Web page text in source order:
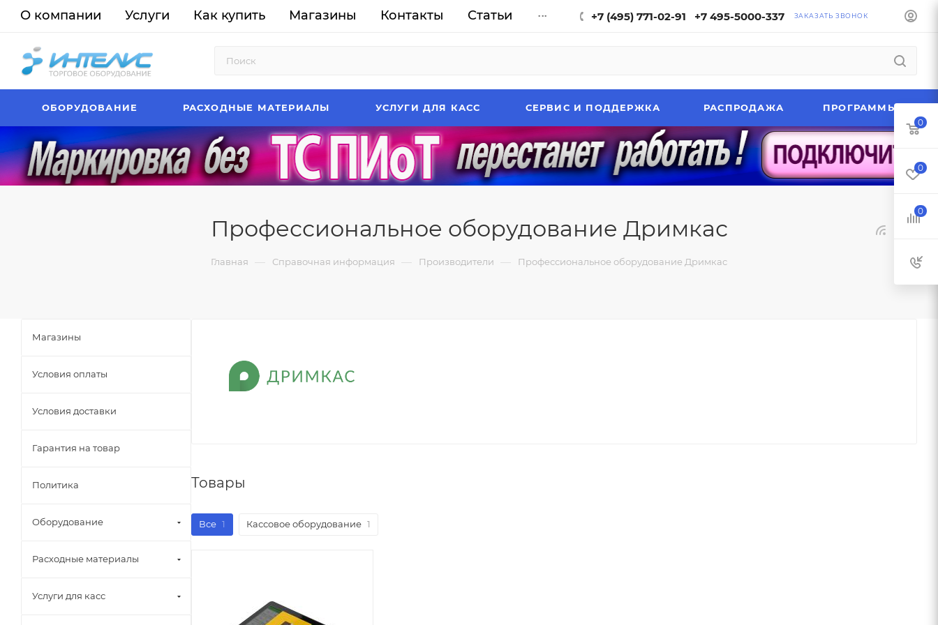
О компании Услуги Как купить Магазины Контакты Статьи ... +7 (495) 771-02-91 +7 495-5000-337 ЗАКАЗАТЬ ЗВОНОК
ОБОРУДОВАНИЕ РАСХОДНЫЕ МАТЕРИАЛЫ УСЛУГИ ДЛЯ КАСС СЕРВИС И ПОДДЕРЖКА РАСПРОДАЖА ПРОГРАММЫ
Профессиональное оборудование Дримкас
Главная — Справочная информация — Производители — Профессиональное оборудование Дримкас
Товары
Все 1 Кассовое оборудование 1
Магазины
Условия оплаты
Условия доставки
Гарантия на товар
Политика
Оборудование
Расходные материалы
Услуги для касс
0
0
0